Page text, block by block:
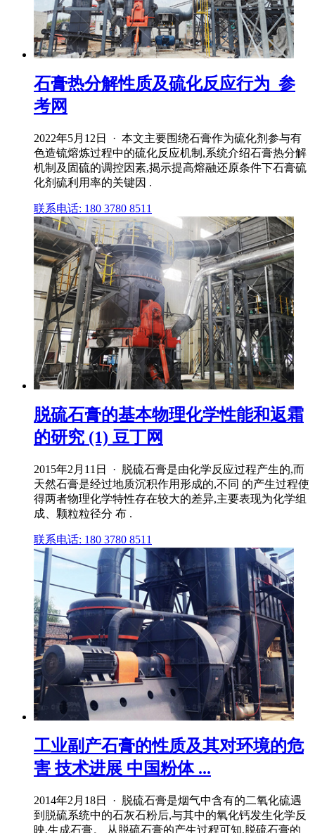
石膏热分解性质及硫化反应行为_参
考网
2022年5月12日 · 本文主要围绕石膏作为硫化剂参与有
色造锍熔炼过程中的硫化反应机制,系统介绍石膏热分解
机制及固硫的调控因素,揭示提高熔融还原条件下石膏硫
化剂硫利用率的关键因 .
联系电话: 180 3780 8511
脱硫石膏的基本物理化学性能和返霜
的研究 (1) 豆丁网
2015年2月11日 · 脱硫石膏是由化学反应过程产生的,而
天然石膏是经过地质沉积作用形成的,不同 的产生过程使
得两者物理化学特性存在较大的差异,主要表现为化学组
成、颗粒粒径分 布 .
联系电话: 180 3780 8511
工业副产石膏的性质及其对环境的危
害 技术进展 中国粉体 ...
2014年2月18日 · 脱硫石膏是烟气中含有的二氧化硫遇
到脱硫系统中的石灰石粉后,与其中的氧化钙发生化学反
映,生成石膏。 从脱硫石膏的产生过程可知,脱硫石膏的